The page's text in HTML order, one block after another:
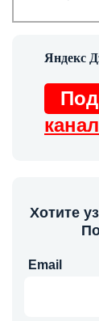
Хотите
Email